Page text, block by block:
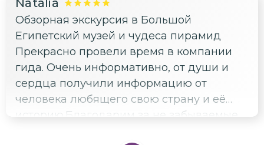
Natalia
Обзорная экскурсия в Большой
Египетский музей и чудеса пирамид
Прекрасно провели время в компании
гида. Очень информативно, от души и
сердца получили информацию от
человека любящего свою страну и её
историю.Благодарим за не забываемые